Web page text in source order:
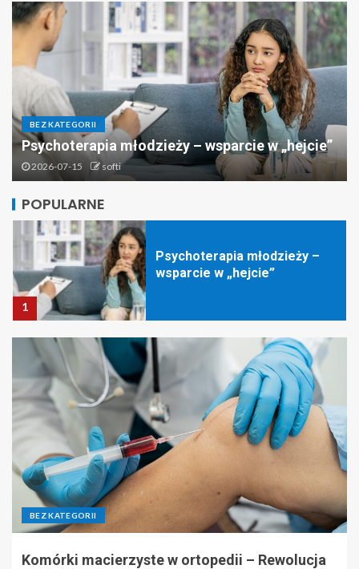
BEZ KATEGORII
Psychoterapia młodzieży – wsparcie w „hejcie”
2026-07-15 softi
POPULARNE
Mieszkania do wynajęcia – co
powinien wiedzieć każdy
właściciel?
1
Psychoterapia młodzieży –
wsparcie w „hejcie”
2
Koparka – jak wykorzystuje
się ją w nowoczesnych
pracach budowlanych
3
Geodeta – jak pomaga w
analizie MPZP i planowaniu
BEZ KATEGORII
Komórki macierzyste w ortopedii – Rewolucja